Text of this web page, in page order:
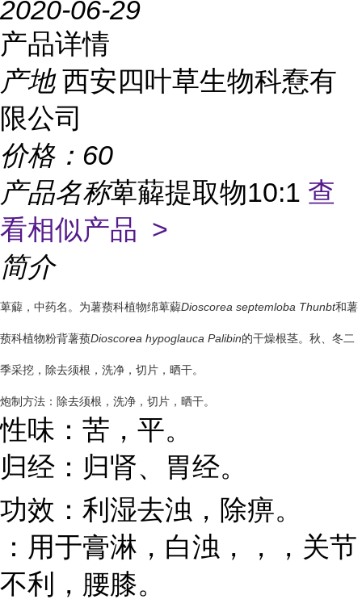
2020-06-29
产品详情
产地 西安四叶草生物科憃有
限公司
价格： 60
产品名称萆薢提取物10:1 查
看相似产品 >
简介
萆薢，中药名。为薯蓣科植物绵萆薢Dioscorea septemloba Thunbt和薯
蓣科植物粉背薯蓣Dioscorea hypoglauca Palibin的干燥根茎。秋、冬二
季采挖，除去须根，洗净，切片，晒干。
炮制方法：除去须根，洗净，切片，晒干。
性味：苦，平。
归经：归肾、胃经。
功效：利湿去浊，除痹。
：用于膏淋，白浊，，，关节
不利，腰膝。